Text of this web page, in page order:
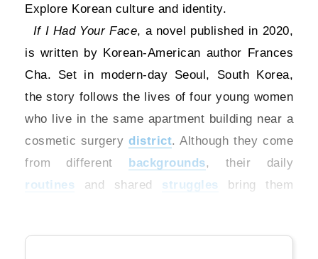
Explore Korean culture and identity.
If I Had Your Face, a novel published in 2020,
is written by Korean-American author Frances
Cha. Set in modern-day Seoul, South Korea,
the story follows the lives of four young women
who live in the same apartment building near a
cosmetic surgerydistrict. Although they come
from different backgrounds, their daily
routines
and shared struggles
bring them